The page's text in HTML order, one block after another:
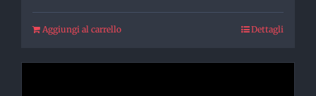
Aggiungi al carrello Dettagli